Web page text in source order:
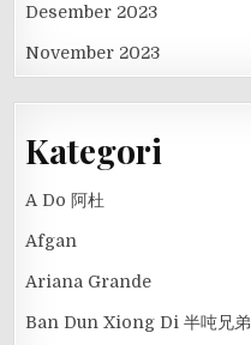
Desember 2023
November 2023
Kategori
A Do 阿杜
Afgan
Ariana Grande
Ban Dun Xiong Di 半吨兄弟